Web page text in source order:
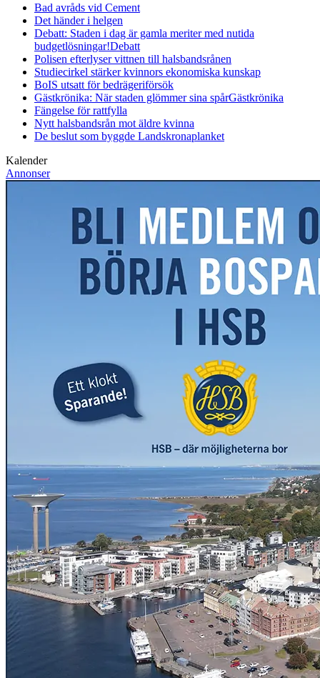
Bad avråds vid Cement
Det händer i helgen
Debatt: Staden i dag är gamla meriter med nutida
budgetlösningar!Debatt
Polisen efterlyser vittnen till halsbandsrånen
Studiecirkel stärker kvinnors ekonomiska kunskap
BoIS utsatt för bedrägeriförsök
Gästkrönika: När staden glömmer sina spårGästkrönika
Fängelse för rattfylla
Nytt halsbandsrån mot äldre kvinna
De beslut som byggde Landskronaplanket
Kalender
Annonser